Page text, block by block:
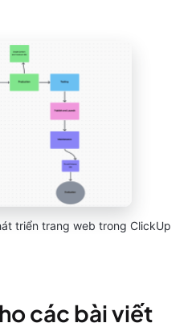
triển trang web trong ClickUp
các bài viết